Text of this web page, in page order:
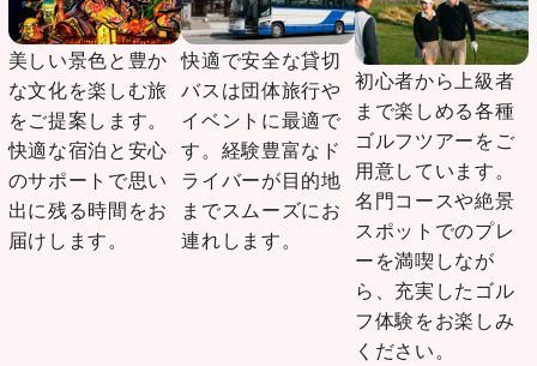
美しい景色と豊か
な文化を楽しむ旅
をご提案します。
快適な宿泊と安心
のサポートで思い
出に残る時間をお
届けします。
快適で安全な貸切
バスは団体旅行や
イベントに最適で
す。経験豊富なド
ライバーが目的地
までスムーズにお
連れします。
初心者から上級者
まで楽しめる各種
ゴルフツアーをご
用意しています。
名門コースや絶景
スポットでのプレ
ーを満喫しなが
ら、充実したゴル
フ体験をお楽しみ
ください。